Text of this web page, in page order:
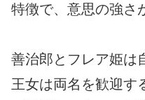
特徴で、意思の強さ
善治郎とフレア姫は
王女は両名を歓迎す